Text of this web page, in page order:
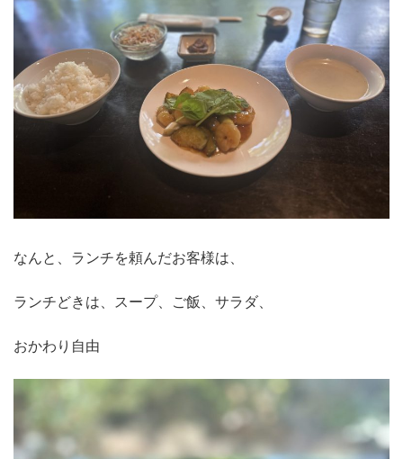
なんと、ランチを頼んだお客様は、
ランチどきは、スープ、ご飯、サラダ、
おかわり自由